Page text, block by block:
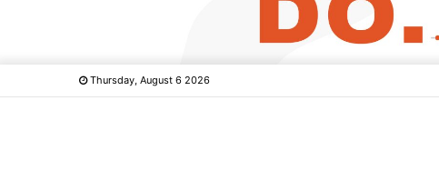
Thursday, August 6 2026